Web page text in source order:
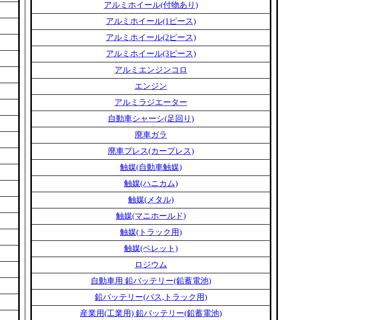
アルミホイール(付物あり)
アルミホイール(1ピース)
アルミホイール(2ピース)
アルミホイール(3ピース)
アルミエンジンコロ
エンジン
アルミラジエーター
自動車シャーシ(足回り)
廃車ガラ
廃車プレス(カープレス)
触媒(自動車触媒)
触媒(ハニカム)
触媒(メタル)
触媒(マニホールド)
触媒(トラック用)
触媒(ペレット)
ロジウム
自動車用 鉛バッテリー(鉛蓄電池)
鉛バッテリー(バス,トラック用)
産業用(工業用) 鉛バッテリー(鉛蓄電池)